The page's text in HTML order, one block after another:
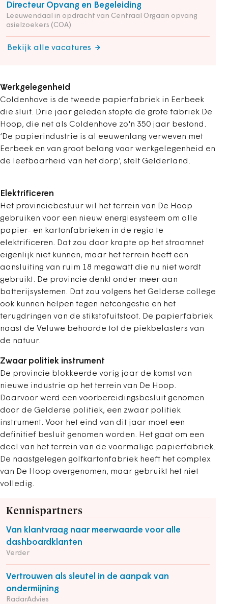
Directeur Opvang en Begeleiding
Leeuwendaal in opdracht van Centraal Orgaan opvang
asielzoekers (COA)
Bekijk alle vacatures
Werkgelegenheid
Coldenhove is de tweede papierfabriek in Eerbeek
die sluit. Drie jaar geleden stopte de grote fabriek De
Hoop, die net als Coldenhove zo'n 350 jaar bestond.
‘De papierindustrie is al eeuwenlang verweven met
Eerbeek en van groot belang voor werkgelegenheid en
de leefbaarheid van het dorp’, stelt Gelderland.
Elektrificeren
Het provinciebestuur wil het terrein van De Hoop
gebruiken voor een nieuw energiesysteem om alle
papier- en kartonfabrieken in de regio te
elektrificeren. Dat zou door krapte op het stroomnet
eigenlijk niet kunnen, maar het terrein heeft een
aansluiting van ruim 18 megawatt die nu niet wordt
gebruikt. De provincie denkt onder meer aan
batterijsystemen. Dat zou volgens het Gelderse college
ook kunnen helpen tegen netcongestie en het
terugdringen van de stikstofuitstoot. De papierfabriek
naast de Veluwe behoorde tot de piekbelasters van
de natuur.
Zwaar politiek instrument
De provincie blokkeerde vorig jaar de komst van
nieuwe industrie op het terrein van De Hoop.
Daarvoor werd een voorbereidingsbesluit genomen
door de Gelderse politiek, een zwaar politiek
instrument. Voor het eind van dit jaar moet een
definitief besluit genomen worden. Het gaat om een
deel van het terrein van de voormalige papierfabriek.
De naastgelegen golfkartonfabriek heeft het complex
van De Hoop overgenomen, maar gebruikt het niet
volledig.
Kennispartners
Van klantvraag naar meerwaarde voor alle
dashboardklanten
Verder
Vertrouwen als sleutel in de aanpak van
ondermijning
RadarAdvies